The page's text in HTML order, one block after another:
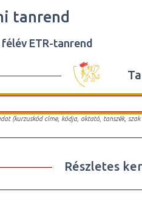
tanrend
ETR-tanrend
(kurzuskód címe, kódja, oktató, tanszék,
Részletes